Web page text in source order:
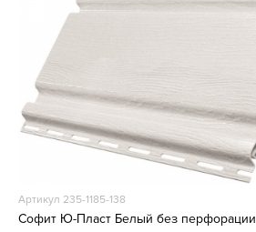
Артикул 235-1185-138
Софит Ю-Пласт Белый без перфорации